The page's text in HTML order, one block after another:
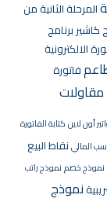
المرحلة الثانية من
كاشيربرنامج
الالكترونية
فاتورة
مقاولات
أون لاين كتابة الفاتورة
المالي نقاط البيع
نموذج خصم نموذج راتب
نموذج